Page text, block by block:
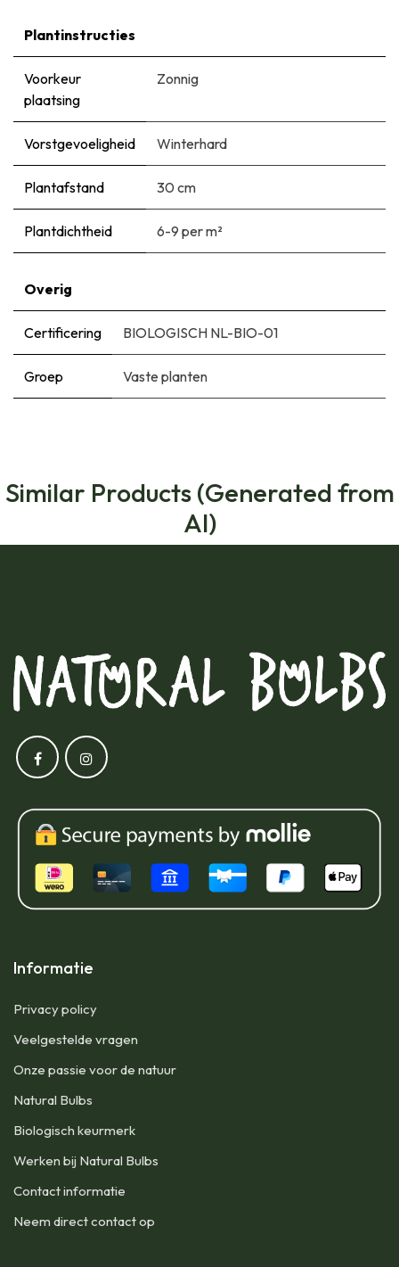
Plantinstructies
Voorkeur
plaatsing
Zonnig
Vorstgevoeligheid Winterhard
Plantafstand 30 cm
Plantdichtheid 6-9 per m²
Overig
Certificering BIOLOGISCH NL-BIO-01
Groep Vaste planten
Similar Products (Generated from
AI)
Informatie
Privacy policy
Veelgestelde vragen
Onze passie voor de natuur
Natural Bulbs
Biologisch keurmerk
Werken bij Natural Bulbs
Contact informatie
Neem direct contact op